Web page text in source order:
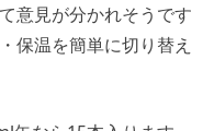
意見が分かれそうです
保温を簡単に切り替え